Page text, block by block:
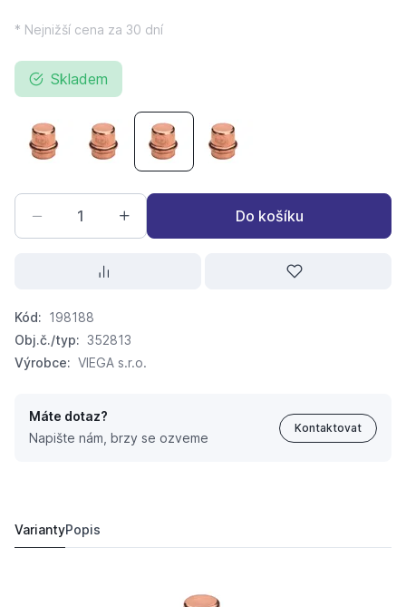
* Nejnižší cena za 30 dní
Skladem
Profipress G zátka 2656 15
Profipress G zátka 2656 18
Profipress G zátka 2656 22
Profipress G zátka 2656 28
Do košíku
Kód: 198188
Obj.č./typ: 352813
Výrobce: VIEGA s.r.o.
Máte dotaz?
Napište nám, brzy se ozveme
Kontaktovat
VariantyPopis